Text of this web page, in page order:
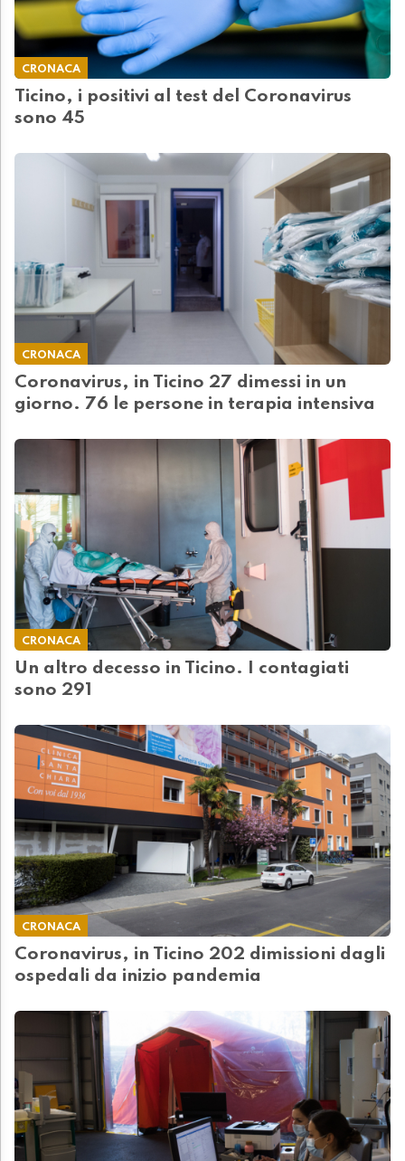
CRONACA
Ticino, i positivi al test del Coronavirus
sono 45
CRONACA
Coronavirus, in Ticino 27 dimessi in un
giorno. 76 le persone in terapia intensiva
CRONACA
Un altro decesso in Ticino. I contagiati
sono 291
CRONACA
Coronavirus, in Ticino 202 dimissioni dagli
ospedali da inizio pandemia